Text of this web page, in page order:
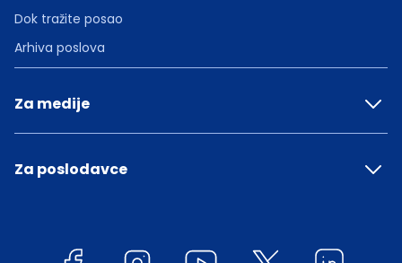
Dok tražite posao
Arhiva poslova
Za medije
Za poslodavce